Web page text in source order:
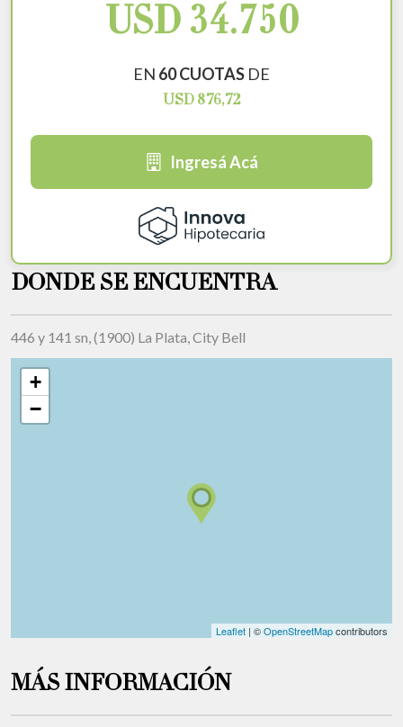
USD 34.750
EN 60 CUOTAS DE
USD 876,72
Ingresá Acá
DONDE SE ENCUENTRA
446 y 141 sn, (1900) La Plata, City Bell
+
−
Leaflet | ©OpenStreetMapcontributors
MÁS INFORMACIÓN